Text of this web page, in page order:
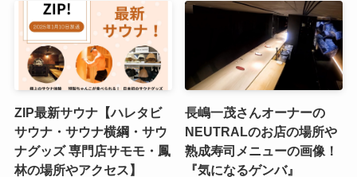
ZIP最新サウナ【ハレタビ
サウナ・サウナ横綱・サウ
ナグッズ 専門店サモモ・鳳
林の場所やアクセス】
長嶋一茂さんオーナーの
NEUTRALのお店の場所や
熟成寿司メニューの画像！
『気になるゲンバ』